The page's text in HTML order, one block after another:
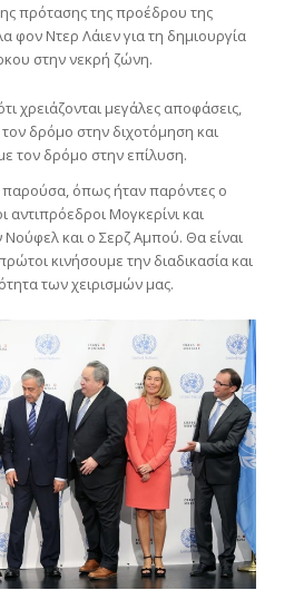
πρότασης της προέδρου της
φον Ντερ Λάιεν για τη δημιουργία
στην νεκρή ζώνη.
χρειάζονται μεγάλες αποφάσεις,
δρόμο στην διχοτόμηση και
τον δρόμο στην επίλυση.
παρούσα, όπως ήταν παρόντες ο
αντιπρόεδροι Μογκερίνι και
και ο Σερζ Αμπού. Θα είναι
κινήσουμε την διαδικασία και
των χειρισμών μας.